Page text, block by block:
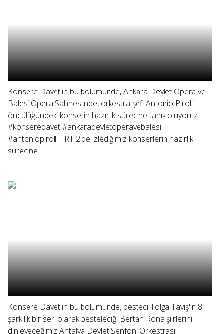
Konsere Davet'in bu bölümünde, Ankara Devlet Opera ve
Balesi Opera Sahnesi'nde, orkestra şefi Antonio Pirolli
öncülüğündeki konserin hazırlık sürecine tanık oluyoruz.
#konseredavet #ankaradevletoperavebalesi
#antoniopirolli TRT 2'de izlediğimiz konserlerin hazırlık
sürecine...
Konsere Davet'in bu bölümünde, besteci Tolga Taviş'in 8
şarkılık bir seri olarak bestelediği Bertan Rona şiirlerini
dinleyeceğimiz Antalya Devlet Senfoni Orkestrası